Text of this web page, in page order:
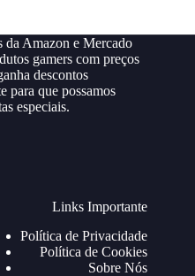
da Amazon e Mercado
gamers com preços
descontos
para que possamos
especiais.
Links Importante
Política de Privacidade
Política de Cookies
Sobre Nós